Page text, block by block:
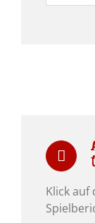
Klick auf